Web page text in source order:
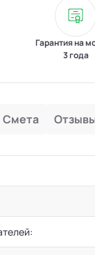
Гарантия на
3 года
Смета